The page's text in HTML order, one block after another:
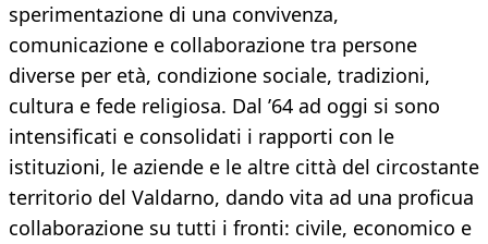
sperimentazione di una convivenza,
comunicazione e collaborazione tra persone
diverse per età, condizione sociale, tradizioni,
cultura e fede religiosa. Dal ’64 ad oggi si sono
intensificati e consolidati i rapporti con le
istituzioni, le aziende e le altre città del circostante
territorio del Valdarno, dando vita ad una proficua
collaborazione su tutti i fronti: civile, economico e